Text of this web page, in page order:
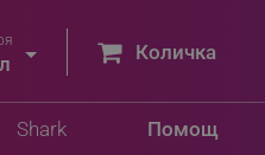
 Количка
Помощ
Shark